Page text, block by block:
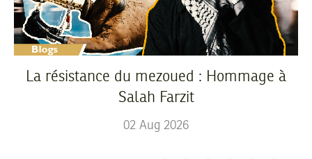
La résistance du mezoued : Hommage à
Salah Farzit
02 Aug 2026